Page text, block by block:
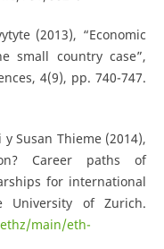
(2013), “Economic
small country case”,
4(9), pp. 740-747.
Susan Thieme (2014),
Career paths of
for international
of Zurich.
main/eth-